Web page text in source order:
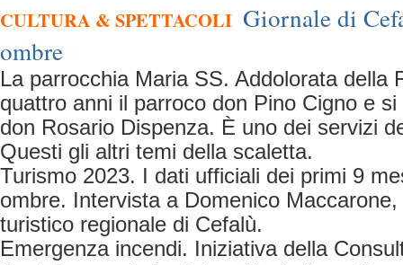
CULTURA & SPETTACOLI Giornale di
ombre
La parrocchia Maria SS. Addolorata della
quattro anni il parroco don Pino Cigno e
don Rosario Dispenza. È uno dei servizi
Questi gli altri temi della scaletta.
Turismo 2023. I dati ufficiali dei primi 9
ombre. Intervista a Domenico
turistico regionale di Cefalù.
Emergenza incendi. Iniziativa della